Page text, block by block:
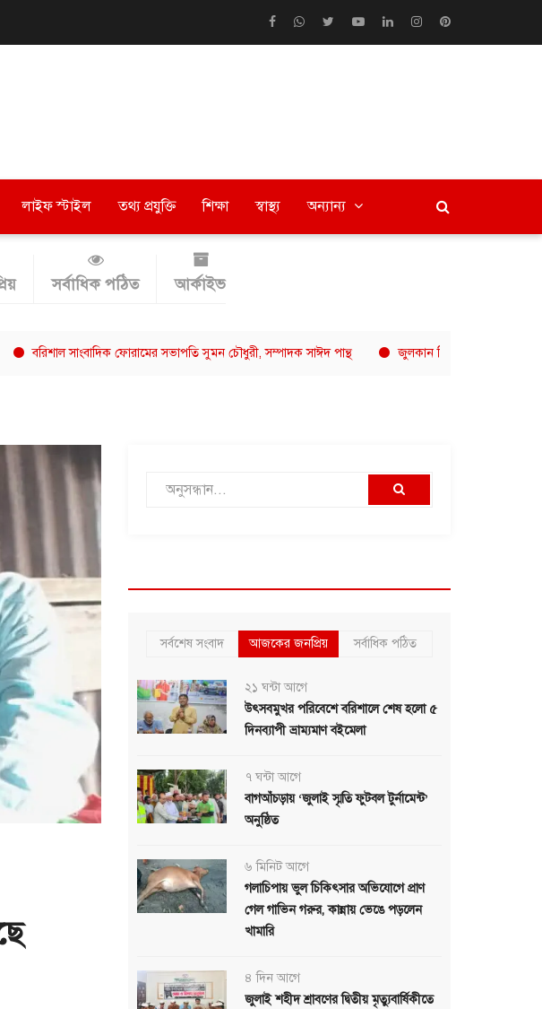
লাইফ স্টাইল তথ্য প্রযুক্তি শিক্ষা স্বাস্থ্য অন্যান্য
সর্বাধিক পঠিত আর্কাইভ
সাংবাদিক ফোরামের সভাপতি সুমন চৌধুরী, সম্পাদক সাঈদ পান্থ জুলকান বিটডাউন ০২-এ অ্যামেচার
সর্বশেষ সংবাদ আজকের জনপ্রিয় সর্বাধিক পঠিত
২১ ঘন্টা আগে
উৎসবমুখর পরিবেশে বরিশালে শেষ হলো ৫
দিনব্যাপী ভ্রাম্যমাণ বইমেলা
৭ ঘন্টা আগে
বাগআঁচড়ায় ‘জুলাই স্মৃতি ফুটবল টুর্নামেন্ট’
অনুষ্ঠিত
৬ মিনিট আগে
গলাচিপায় ভুল চিকিৎসার অভিযোগে প্রাণ
গেল গাভিন গরুর, কান্নায় ভেঙে পড়লেন
খামারি
৪ দিন আগে
জুলাই শহীদ শ্রাবণের দ্বিতীয় মৃত্যুবার্ষিকীতে